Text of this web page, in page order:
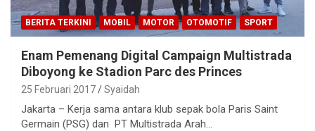
BERITA TERKINI MOBIL MOTOR OTOMOTIF SPORT
Enam Pemenang Digital Campaign Multistrada
Diboyong ke Stadion Parc des Princes
25 Februari 2017 Syaidah
Jakarta – Kerja sama antara klub sepak bola Paris Saint
Germain (PSG) dan PT Multistrada Arah…